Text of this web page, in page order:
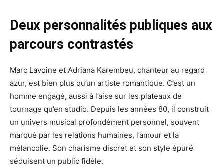
Deux personnalités publiques aux
parcours contrastés
Marc Lavoine et Adriana Karembeu, chanteur au regard
azur, est bien plus qu’un artiste romantique. C’est un
homme engagé, aussi à l’aise sur les plateaux de
tournage qu’en studio. Depuis les années 80, il construit
un univers musical profondément personnel, souvent
marqué par les relations humaines, l’amour et la
mélancolie. Son charisme discret et son style épuré
séduisent un public fidèle.